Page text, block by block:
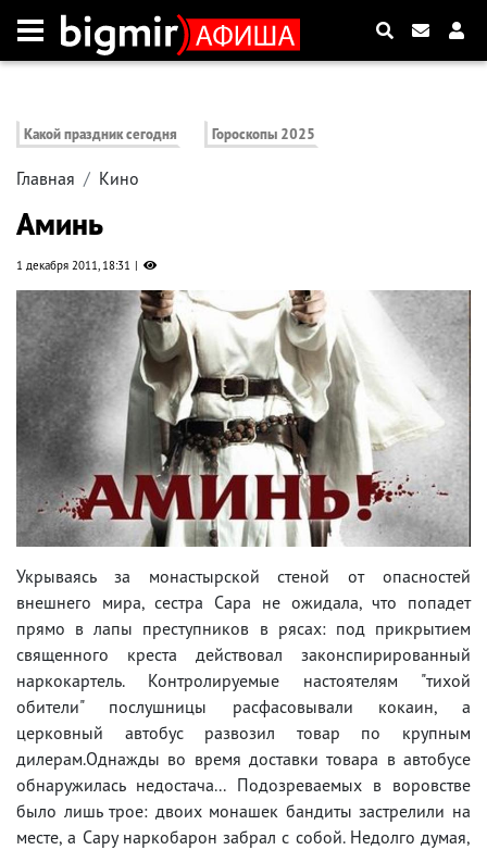
Какой праздник сегодня Гороскопы 2025
Главная Кино
Аминь
1 декабря 2011, 18:31
Укрываясь за монастырской стеной от опасностей
внешнего мира, сестра Сара не ожидала, что попадет
прямо в лапы преступников в рясах: под прикрытием
священного креста действовал законспирированный
наркокартель. Контролируемые настоятелям "тихой
обители" послушницы расфасовывали кокаин, а
церковный автобус развозил товар по крупным
дилерам.Однажды во время доставки товара в автобусе
обнаружилась недостача... Подозреваемых в воровстве
было лишь трое: двоих монашек бандиты застрелили на
месте, а Сару наркобарон забрал с собой. Недолго думая,